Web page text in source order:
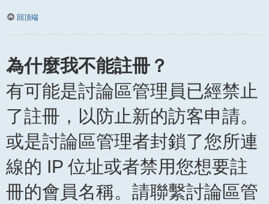
回頂端
為什麼我不能註冊？
有可能是討論區管理員已經禁止
了註冊，以防止新的訪客申請。
或是討論區管理者封鎖了您所連
線的 IP 位址或者禁用您想要註
冊的會員名稱。請聯繫討論區管